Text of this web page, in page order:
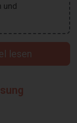
und
lesen